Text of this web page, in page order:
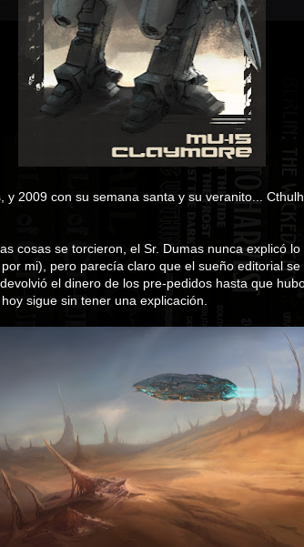
y 2009 con su semana santa y su veranito...
cosas se torcieron, el Sr. Dumas nunca explicó
mi), pero parecía claro que el sueño editorial
el dinero de los pre-pedidos hasta que
sigue sin tener una explicación.